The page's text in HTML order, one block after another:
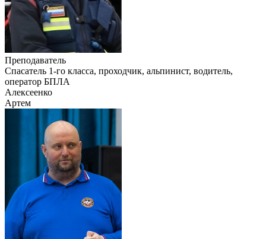
Преподаватель
Cпасатель 1-го класса, проходчик, альпинист, водитель,
оператор БПЛА
Алексеенко
Артем